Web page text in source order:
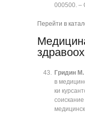
000500. ‒
Перейти в
Гридин
в
ки